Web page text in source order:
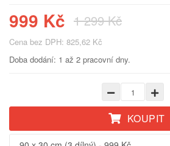
999 Kč 1 299 Kč
Cena bez DPH: 825,62 Kč
Doba dodání: 1 až 2 pracovní dny.
KOUPIT